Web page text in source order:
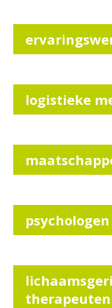
logistieke
psychologen
therapeuten